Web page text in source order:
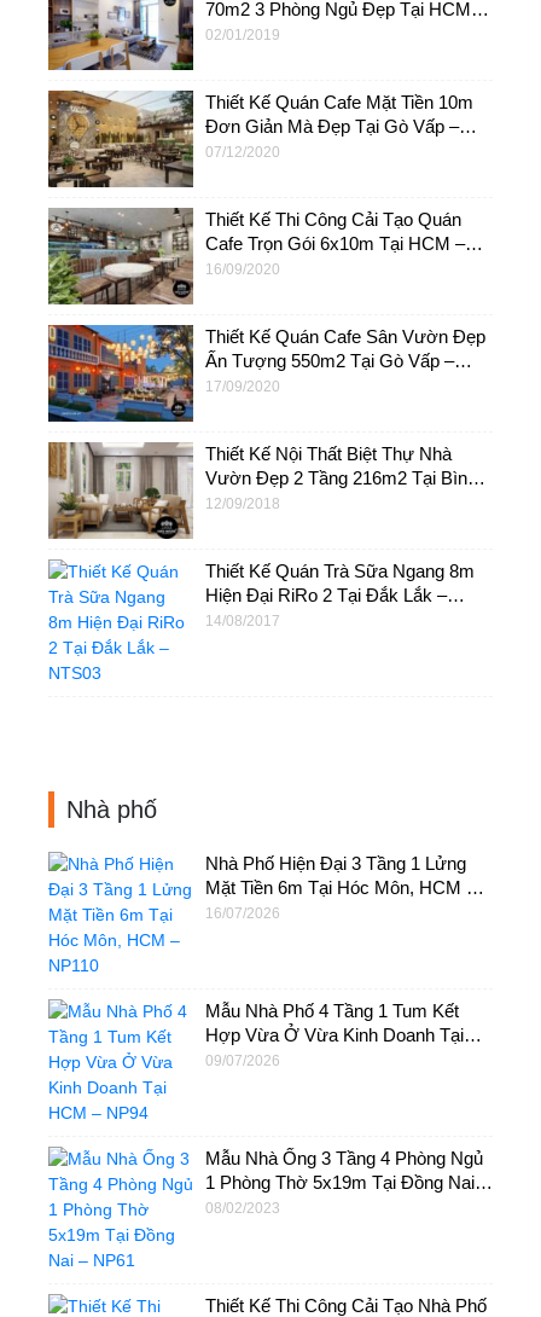
70m2 3 Phòng Ngủ Đẹp Tại HCM –
NT15
02/01/2019
Thiết Kế Quán Cafe Mặt Tiền 10m
Đơn Giản Mà Đẹp Tại Gò Vấp –
NTC06
07/12/2020
Thiết Kế Thi Công Cải Tạo Quán
Cafe Trọn Gói 6x10m Tại HCM –
NTC03
16/09/2020
Thiết Kế Quán Cafe Sân Vườn Đẹp
Ấn Tượng 550m2 Tại Gò Vấp –
NTC04
17/09/2020
Thiết Kế Nội Thất Biệt Thự Nhà
Vườn Đẹp 2 Tầng 216m2 Tại Bình
Phước – NT12
12/09/2018
Thiết Kế Quán Trà Sữa Ngang 8m
Hiện Đại RiRo 2 Tại Đắk Lắk –
NTS03
14/08/2017
Nhà phố
Nhà Phố Hiện Đại 3 Tầng 1 Lửng
Mặt Tiền 6m Tại Hóc Môn, HCM –
NP110
16/07/2026
Mẫu Nhà Phố 4 Tầng 1 Tum Kết
Hợp Vừa Ở Vừa Kinh Doanh Tại
HCM – NP94
09/07/2026
Mẫu Nhà Ống 3 Tầng 4 Phòng Ngủ
1 Phòng Thờ 5x19m Tại Đồng Nai –
NP61
08/02/2023
Thiết Kế Thi Công Cải Tạo Nhà Phố